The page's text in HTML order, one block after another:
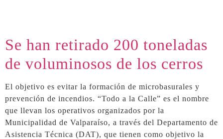
Se han retirado 200 toneladas
de voluminosos de los cerros
El objetivo es evitar la formación de microbasurales y
prevención de incendios. “Todo a la Calle” es el nombre
que llevan los operativos organizados por la
Municipalidad de Valparaíso, a través del Departamento de
Asistencia Técnica (DAT), que tienen como objetivo la